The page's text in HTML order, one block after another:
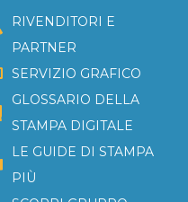
RIVENDITORI E
PARTNER
SERVIZIO GRAFICO
GLOSSARIO DELLA
STAMPA DIGITALE
LE GUIDE DI STAMPA
PIÙ